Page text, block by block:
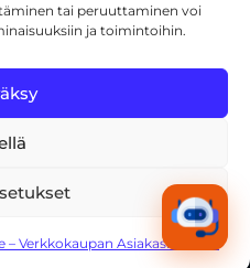
tai peruuttaminen voi
ja toimintoihin.
– Verkkokaupan Asiakasrekisteri
Tekoälyn käyttö